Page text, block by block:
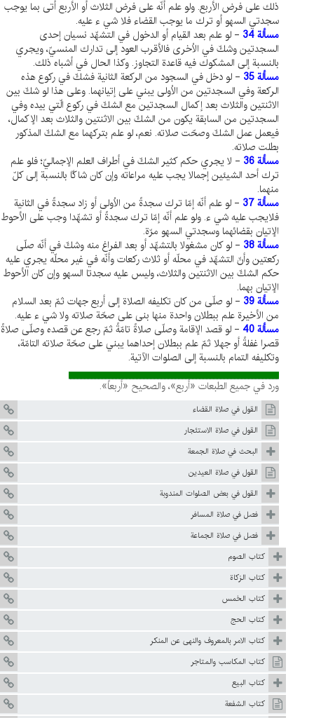
ذلك على فرض الأربع. ولو علم أنّه على فرض الثلاث أو الأربع أتى بما يوجب
سجدتي السهو أو ترك ما يوجب القضاء فلا شي ء عليه.
مسألة 34
- لو علم بعد القيام أو الدخول في التشهّد نسيان إحدى
السجدتين وشكّ في الاُخرى فالأقرب العود إلى تدارك المنسيّ، ويجري
بالنسبة إلى المشكوك فيه قاعدة التجاوز. وكذا الحال في أشباه ذلك.
مسألة 35
- لو دخل في السجود من الركعة الثانية فشكّ في ركوع هذه
الركعة وفي السجدتين من الاُولى يبني على إتيانهما. وعلى هذا لو شكّ بين
الاثنتين والثلاث بعد إكمال السجدتين مع الشكّ في ركوع الّتي بيده وفي
السجدتين من السابقة يكون من الشكّ بين الاثنتين والثلاث بعد الإكمال،
فيعمل عمل الشكّ وصحّت صلاته. نعم، لو علم بتركهما مع الشكّ المذكور
بطلت صلاته.
مسألة 36
- لا يجري حكم كثير الشكّ في أطراف العلم الإجماليّ؛ فلو علم
ترك أحد الشيئين إجمالا يجب عليه مراعاته وإن كان شاكّا بالنسبة إلى كلّ
منهما.
مسألة 37
- لو علم أنّه إمّا ترك سجدةً من الاُولى أو زاد سجدةً في الثانية
فلايجب عليه شي ء. ولو علم أنّه إمّا ترك سجدةً أو تشهّدا وجب على الأحوط
الإتيان بقضائهما وسجدتي السهو مرّة.
مسألة 38
- لو كان مشغولا بالتشهّد أو بعد الفراغ منه وشكّ في أنّه صلّى
ركعتين وأنّ التشهّد في محلّه أو ثلاث ركعات وأنّه في غير محلّه يجري عليه
حكم الشكّ بين الاثنتين والثلاث، وليس عليه سجدتا السهو وإن كان الأحوط
الإتيان بهما.
مسألة 39
- لو صلّى من كان تكليفه الصلاة إلى أربع جهات ثمّ بعد السلام
من الأخيرة علم ببطلان واحدة منها بنى على صحّة صلاته ولا شي ء عليه.
مسألة 40
- لو قصد الإقامة وصلّى صلاةً تامّةً ثمّ رجع عن قصده وصلّى صلاةً
قصرا غفلةً أو جهلا ثمّ علم ببطلان إحداهما يبني على صحّة صلاته التامّة،
وتكليفه التمام بالنسبة إلى الصلوات الآتية.
ورد في جميع الطبعات «أربع»، والصحيح «أربعاً».
القول في صلاة القضاء
القول في صلاة الاستئجار
البحث في صلاة الجمعة
القول في صلاة العيدين
القول في بعض الصلوات المندوبة
فصل في صلاة المسافر
فصل في صلاة الجماعة
كتاب الصوم
كتاب الزكاة
كتاب الخمس
كتاب الحج
كتاب الامر بالمعروف والنهى عن المنكر
كتاب المكاسب والمتاجر
كتاب البيع
كتاب الشفعة